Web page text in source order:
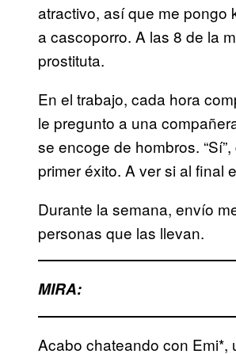
atractivo, así que me pongo
a cascoporro. A las 8 de la
prostituta.
En el trabajo, cada hora
le pregunto a una
se encoge de hombros.
primer éxito. A ver si al final
Durante la semana, envío
personas que las llevan.
MIRA:
Acabo chateando con